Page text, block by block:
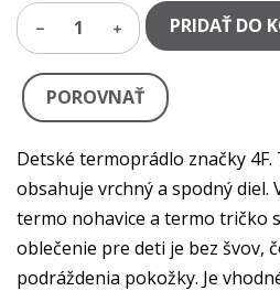
1 PRIDAŤ DO
POROVNAŤ
Detské termoprádlo značky
obsahuje vrchný a spodný diel.
termo nohavice a termo tričko
oblečenie pre deti je bez švov,
podráždenia pokožky. Je